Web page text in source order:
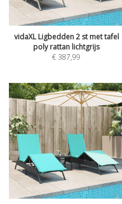
vidaXL Ligbedden 2 st met tafel
poly rattan lichtgrijs
€387,99